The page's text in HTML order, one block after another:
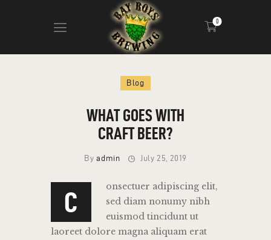
0
Blog
WHAT GOES WITH
CRAFT BEER?
By admin July 25, 2019
C
onsectuer adipiscing elit,
sed diam nonumy nibh
euismod tincidunt ut
laoreet dolore magna aliquam erat